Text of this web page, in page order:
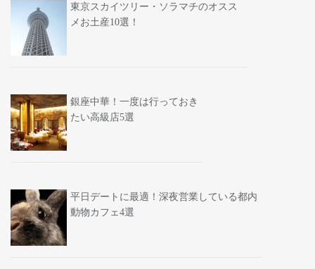
東京スカイツリー・ソラマチのオスス
メお土産10選！
銀座中華！一度は行っておき
たい高級店5選
平日デートに最適！深夜営業している都内
動物カフェ4選